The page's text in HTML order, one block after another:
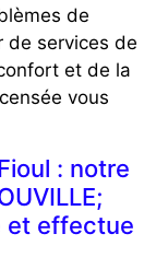
de
de services de
et de la
vous
: notre
et effectue